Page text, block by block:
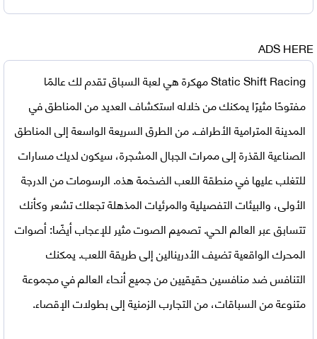
ADS HERE
Static Shift Racing مهكرة
هي لعبة السباق تقدم لك عالمًا
مفتوحًا مثيرًا يمكنك من خلاله استكشاف العديد من المناطق في
المدينة المترامية الأطراف. من الطرق السريعة الواسعة إلى المناطق
الصناعية القذرة إلى ممرات الجبال المشجرة، سيكون لديك مسارات
للتغلب عليها في منطقة اللعب الضخمة هذه. الرسومات من الدرجة
الأولى، والبيئات التفصيلية والمرئيات المذهلة تجعلك تشعر وكأنك
تتسابق عبر العالم الحي. تصميم الصوت مثير للإعجاب أيضًا: أصوات
المحرك الواقعية تضيف الأدرينالين إلى طريقة اللعب. يمكنك
التنافس ضد منافسين حقيقيين من جميع أنحاء العالم في مجموعة
متنوعة من السباقات، من التجارب الزمنية إلى بطولات الإقصاء.